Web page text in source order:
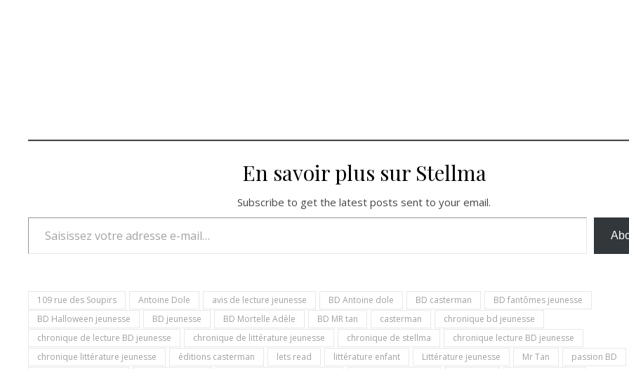
En savoir plus sur Stellma
Subscribe to get the latest posts sent to your email.
Saisissez votre adresse e-mail…
109 rue des Soupirs Antoine Dole avis de lecture jeunesse BD Antoine dole BD casterman
BD fantômes jeunesse
BD Halloween jeunesse
BD jeunesse BD Mortelle Adèle BD MR tan casterman
chronique bd jeunesse
chronique de lecture BD jeunesse
chronique de littérature jeunesse chronique de stellma
chronique lecture BD jeunesse
chronique littérature jeunesse
éditions casterman lets read littérature enfant Littérature jeunesse Mr Tan
passion BD